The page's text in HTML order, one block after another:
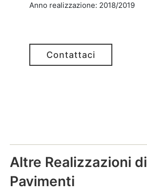
Anno realizzazione: 2018/2019
Contattaci
Altre Realizzazioni di
Pavimenti